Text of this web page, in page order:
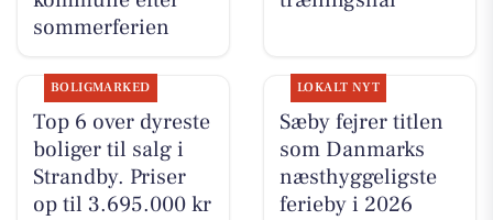
sommerferien
BOLIGMARKED
Top 6 over dyreste
boliger til salg i
Strandby. Priser
op til 3.695.000 kr
LOKALT NYT
Sæby fejrer titlen
som Danmarks
næsthyggeligste
ferieby i 2026